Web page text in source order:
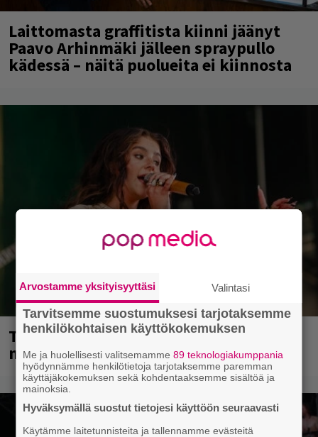
Laittomasta graffitista kiinni jäänyt
Paavo Arhinmäki jälleen spraypullo
kädessä – näitä puolueita ei kiinnosta
Tampereella sunnuntaina superpäivä –
nämä artistit mukana
Arvostamme yksityisyyttäsi Valintasi
Tarvitsemme suostumuksesi tarjotaksemme
henkilökohtaisen käyttökokemuksen
Me ja huolellisesti valitsemamme89 teknologiakumppania
hyödynnämme henkilötietoja tarjotaksemme paremman
käyttäjäkokemuksen sekä kohdentaaksemme sisältöä ja
mainoksia.
Hyväksymällä suostut tietojesi käyttöön seuraavasti
Käytämme laitetunnisteita ja tallennamme evästeitä